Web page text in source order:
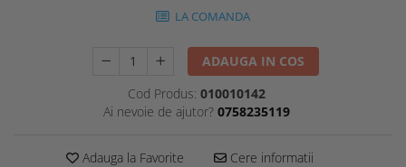
LA COMANDA
ADAUGA IN COS
Cod Produs: 010010142
Ai nevoie de ajutor? 0758235119
Adauga la Favorite Cere informatii